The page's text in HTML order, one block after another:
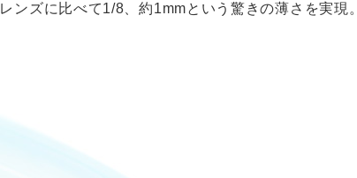
ンズに比べて1/8、約1mmという驚きの薄さを実現。